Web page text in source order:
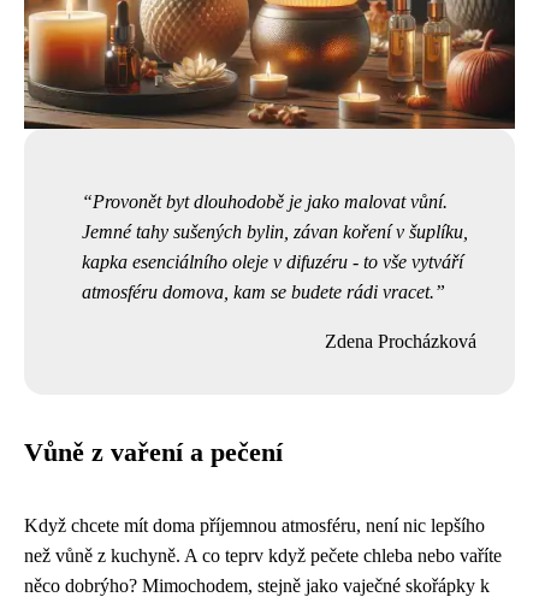
Provonět byt dlouhodobě je jako malovat vůní.
Jemné tahy sušených bylin, závan koření v šuplíku,
kapka esenciálního oleje v difuzéru - to vše vytváří
atmosféru domova, kam se budete rádi vracet.
Zdena Procházková
Vůně z vaření a pečení
Když chcete mít doma příjemnou atmosféru, není nic lepšího
než vůně z kuchyně. A co teprv když pečete chleba nebo vaříte
něco dobrýho? Mimochodem, stejně jako vaječné skořápky k